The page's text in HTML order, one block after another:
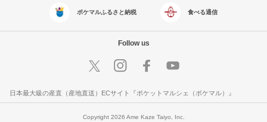
ポケマルふるさと納税 食べる通信
Follow us
日本最大級の産直（産地直送）ECサイト『ポケットマルシェ（ポケマル）』
Copyright 2026 Ame Kaze Taiyo, Inc.